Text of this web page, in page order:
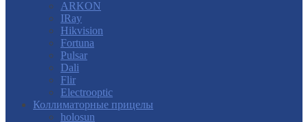
ARKON
IRay
Hikvision
Fortuna
Pulsar
Dali
Flir
Electrooptic
Коллиматорные прицелы
holosun